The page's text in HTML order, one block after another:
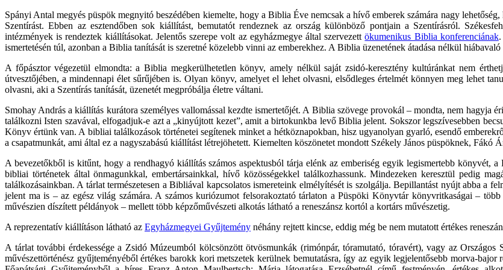
Spányi Antal megyés püspök megnyitó beszédében kiemelte, hogy a Biblia Éve nemcsak a hívő emberek számára nagy
Szentírást. Ebben az esztendőben sok kiállítást, bemutatót rendeznek az ország különböző pontjain a Szentírásról.
intézmények is rendeztek kiállításokat. Jelentős szerepe volt az egyházmegye által szervezettökumenikus Biblia konferenciának.
ismertetésén túl, azonban a Biblia tanítását is szeretné közelebb vinni az emberekhez. A Biblia üzenetének átadása nélkül
A főpásztor végezetül elmondta: a Biblia megkerülhetetlen könyv, amely nélkül saját zsidó-keresztény kultúránkat nem
útvesztőjében, a mindennapi élet sűrűjében is. Olyan könyv, amelyet el lehet olvasni, elsődleges értelmét könnyen meg lehet
olvasni, aki a Szentírás tanítását, üzenetét megpróbálja életre váltani.
Smohay András a kiállítás kurátora személyes vallomással kezdte ismertetőjét. A Biblia szövege provokál – mondta, nem hagyja
találkozni Isten szavával, elfogadjuk-e azt a „kinyújtott kezet”, amit a birtokunkba levő Biblia jelent. Sokszor legszívesebben
Könyv értünk van. A bibliai találkozások történetei segítenek minket a hétköznapokban, hisz ugyanolyan gyarló, esendő
a csapatmunkát, ami által ez a nagyszabású kiállítást létrejöhetett. Kiemelten köszönetet mondott Székely János püspöknek,
A bevezetőkből is kitűnt, hogy a rendhagyó kiállítás számos aspektusból tárja elénk az emberiség egyik legismertebb könyvét,
bibliai történetek által önmagunkkal, embertársainkkal, hívő közösségekkel találkozhassunk. Mindezeken keresztül pedig
találkozásainkban. A tárlat természetesen a Bibliával kapcsolatos ismereteink elmélyítését is szolgálja. Bepillantást nyújt abba a
jelent ma is – az egész világ számára. A számos kuriózumot felsorakoztató tárlaton a Püspöki Könyvtár könyvritkaságai –
művészien díszített példányok – mellett több képzőművészeti alkotás látható a reneszánsz kortól a kortárs művészetig.
A reprezentatív kiállításon látható az Egyházmegyei Gyűjtemény néhány rejtett kincse, eddig még be nem mutatott értékes
A tárlat további érdekessége a Zsidó Múzeumból kölcsönzött ötvösmunkák (rimónpár, tóramutató, tóravért), vagy az
művészettörténész gyűjteményéből értékes barokk kori metszetek kerülnek bemutatásra, így az egyik legjelentősebb morva-